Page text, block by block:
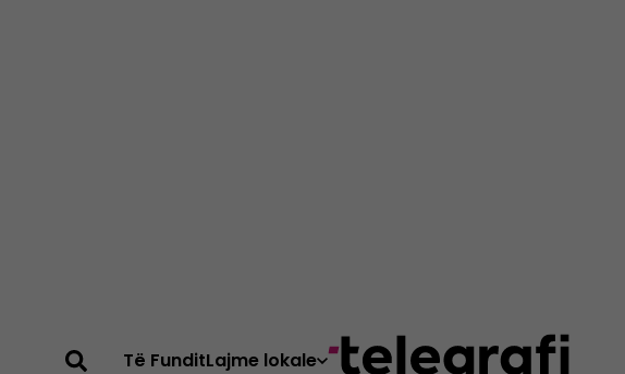
Të FunditLajme lokale